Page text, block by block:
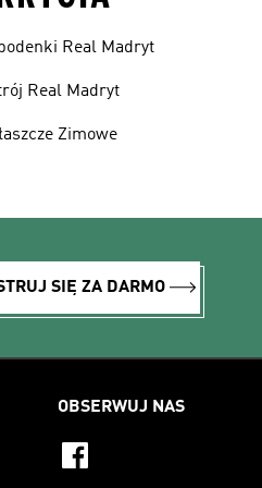
Real Madryt
Real Madryt
Zimowe
SIĘ ZA DARMO
OBSERWUJ NAS